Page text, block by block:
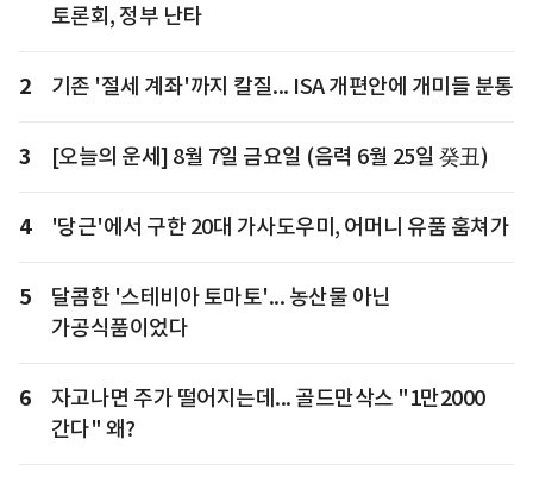
토론회, 정부 난타
2 기존 '절세 계좌'까지 칼질... ISA 개편안에 개미들 분통
3 [오늘의 운세] 8월 7일 금요일 (음력 6월 25일 癸丑)
4 '당근'에서 구한 20대 가사도우미, 어머니 유품 훔쳐가
5
달콤한 '스테비아 토마토'... 농산물 아닌
가공식품이었다
6
자고나면 주가 떨어지는데... 골드만삭스 "1만2000
간다" 왜?